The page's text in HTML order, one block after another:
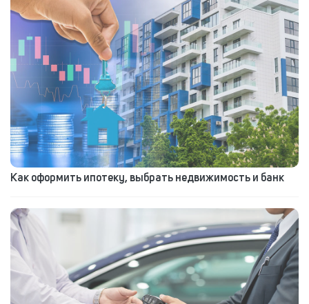
Как оформить ипотеку, выбрать недвижимость и банк